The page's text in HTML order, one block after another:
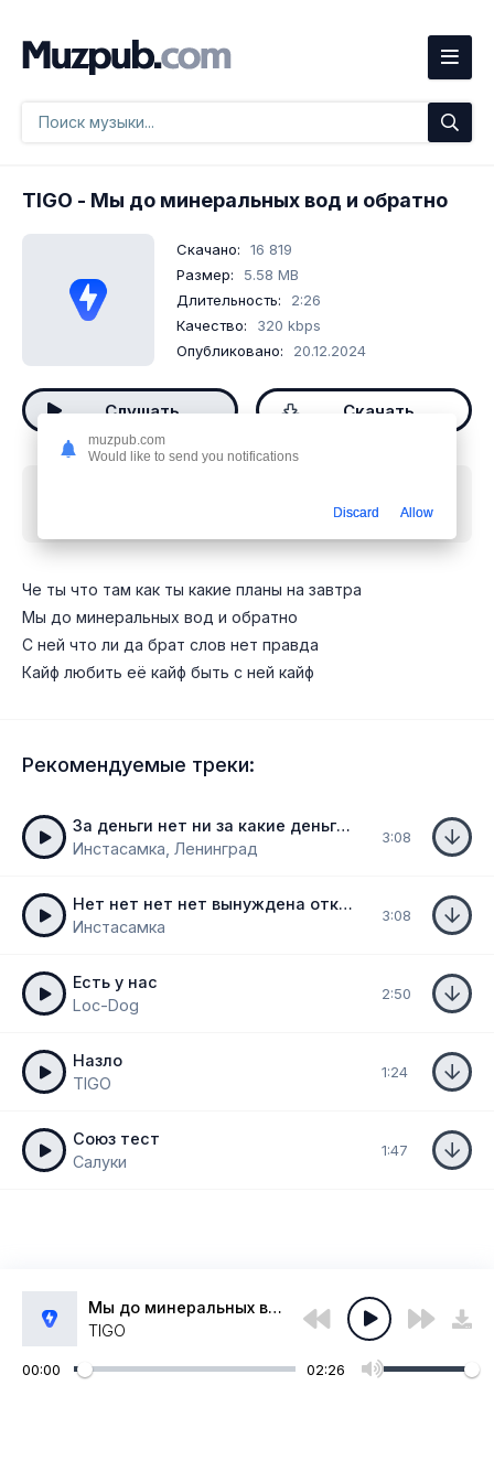
TIGO - Мы до минеральных вод и обратно
Скачано:
16 819
Размер:
5.58 MB
Длительность:
2:26
Качество:
320 kbps
Опубликовано:
20.12.2024
Слушать Скачать
Че ты что там как ты какие планы на завтра
Мы до минеральных вод и обратно
С ней что ли да брат слов нет правда
Кайф любить её кайф быть с ней кайф
Рекомендуемые треки:
За деньги нет ни за какие деньги нет
Инстасамка, Ленинград
3:08
Нет нет нет нет вынуждена отказаться
Инстасамка
3:08
Есть у нас
Loc-Dog
2:50
Назло
TIGO
1:24
Союз тест
Салуки
1:47
Мы до минеральных вод и обратно
TIGO
00:00 02:26
muzpub.com
Would like to send you notifications
Discard Allow